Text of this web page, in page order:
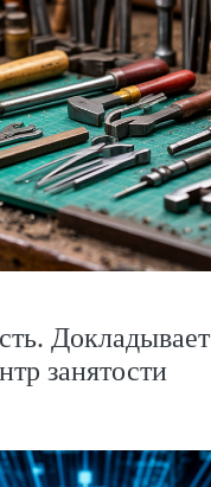
Докладывает
занятости